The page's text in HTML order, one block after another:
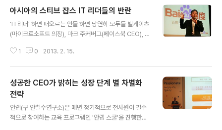
아시아의 스티브 잡스 IT 리더들의 반란
‘IT리더’ 하면 떠오르는 인물 하면 당연히 모두들 빌게이츠
(마이크로소프트 의장), 마크 주커버그(페이스북 CEO), 팀
유명한 IT리더들이다. 그렇다면 동양의 IT시장을 선도해
IT리더들이 곳곳에 많이 숨어있다. 동양의 뛰어난 IT리더
들이 누구인지 한번 살펴보자.세계적 보안 소프트웨어 회
사 ‘안랩’의 창립자 ‘안철수’‘안랩’은 글로벌 통합보안 기업
으로서 세계 수준의 기술력으로 개발한 솔루션과 전문적인
서비스체계를 갖춘 기업으로 유명하다. 1995년 처음 (주)
1 0 2013. 2. 15.
성공한 CEO가 밝히는 성장 단계 별 차별화
전략
안랩(구 안철수연구소)은 매년 정기적으로 전사원이 필수
적으로 참여하는 교육 프로그램인 '안랩 스쿨'을 진행한다.